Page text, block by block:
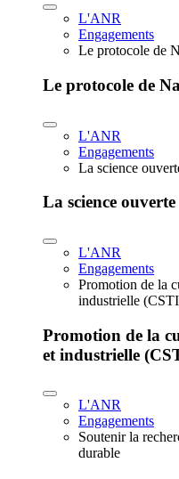
L'ANR
Engagements
Le protocole de
Le protocole de
L'ANR
Engagements
La science
La science ouverte
L'ANR
Engagements
Promotion de la
industrielle
Promotion de la
et industrielle
L'ANR
Engagements
Soutenir la
durable